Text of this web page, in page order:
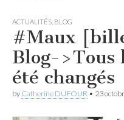
ACTUALITÉS BLOG
#Maux
Blog->Tous
été changés
by Catherine DUFOUR • 23